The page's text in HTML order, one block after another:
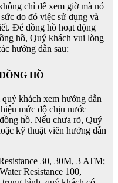
chỉ để xem giờ mà nó
do đó việc sử dụng và
Để đồng hồ hoạt động
hồ, Quý khách vui lòng
hướng dẫn sau:
HỒ
khách xem hướng dẫn
mức độ chịu nước
hồ. Nếu chưa rõ, Quý
kỹ thuật viên hướng dẫn
30, 30M, 3 ATM;
Resistance 100,